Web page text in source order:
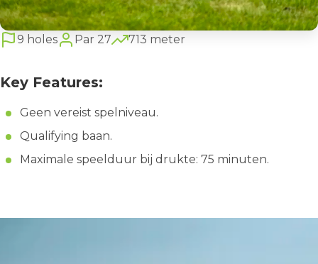
9 holes Par 27 713 meter
Key Features:
Geen vereist spelniveau.
Qualifying baan.
Maximale speelduur bij drukte: 75 minuten.